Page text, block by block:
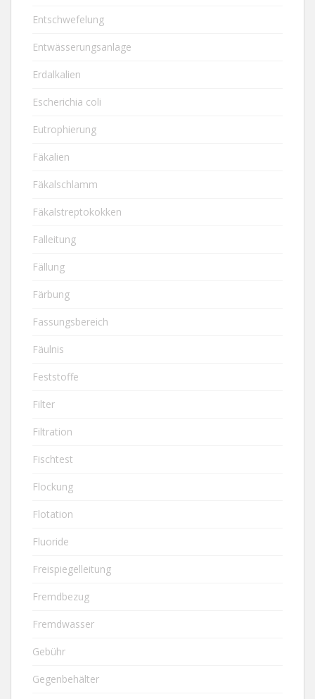
Entschwefelung
Entwässerungsanlage
Erdalkalien
Escherichia coli
Eutrophierung
Fäkalien
Fäkalschlamm
Fäkalstreptokokken
Falleitung
Fällung
Färbung
Fassungsbereich
Fäulnis
Feststoffe
Filter
Filtration
Fischtest
Flockung
Flotation
Fluoride
Freispiegelleitung
Fremdbezug
Fremdwasser
Gebühr
Gegenbehälter